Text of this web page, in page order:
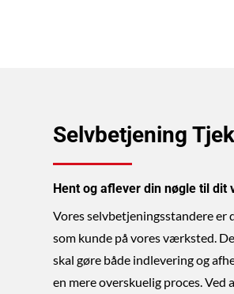
Selvbetjening
Hent og aflever din nøgle til
Vores selvbetjeningsstandere er
som kunde på vores værksted.
skal gøre både indlevering og
en mere overskuelig proces.